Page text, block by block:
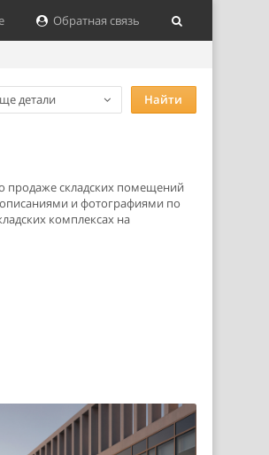
Обратная связь
детали Найти
продаже складских помещений
и фотографиями по
комплексах на